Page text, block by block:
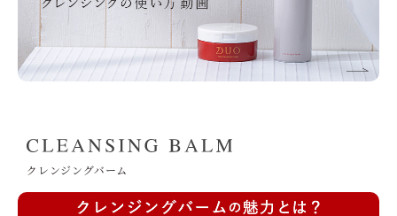
クレンジングバーム